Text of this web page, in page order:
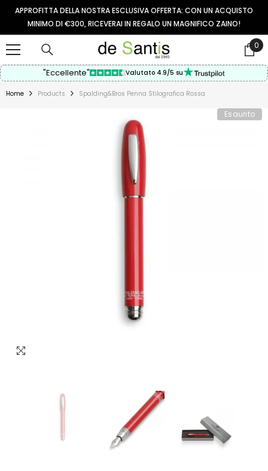
VAI AL CONTENUTO
APPROFITTA DELLA NOSTRA ESCLUSIVA OFFERTA: CON UN ACQUISTO
MINIMO DI €300, RICEVERAI IN REGALO UN MAGNIFICO ZAINO!
0
0
"Eccellente" Valutato 4.9/5 su
Home Products Spalding&Bros Penna Stilografica Rossa
Esaurito